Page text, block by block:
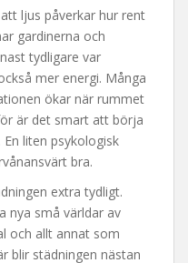
ljus påverkar hur rent
gardinerna och
tydligare var
mer energi. Många
ökar när rummet
är det smart att börja
liten psykologisk
bra.
extra tydligt.
nya små världar av
och allt annat som
blir städningen nästan